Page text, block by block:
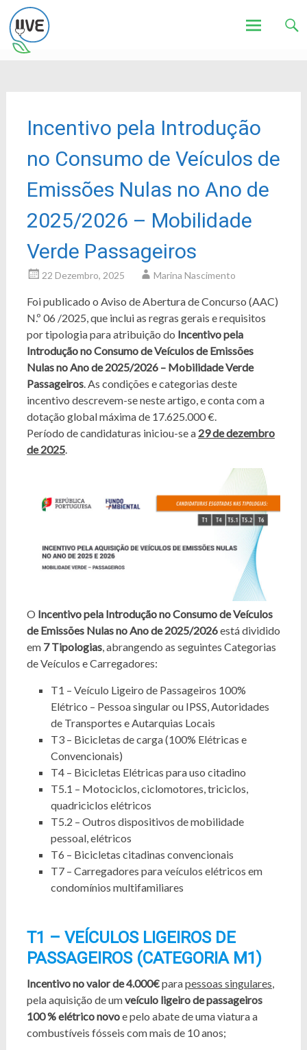
Incentivo pela Introdução
no Consumo de Veículos de
Emissões Nulas no Ano de
2025/2026 – Mobilidade
Verde Passageiros
22 Dezembro, 2025 Marina Nascimento
Foi publicado o Aviso de Abertura de Concurso (AAC)
N.º 06 /2025, que inclui as regras gerais e requisitos
por tipologia para atribuição do Incentivo pela
Introdução no Consumo de Veículos de Emissões
Nulas no Ano de 2025/2026 – Mobilidade Verde
Passageiros. As condições e categorias deste
incentivo descrevem-se neste artigo, e conta com a
dotação global máxima de 17.625.000 €.
Período de candidaturas iniciou-se a 29 de dezembro
de 2025.
O Incentivo pela Introdução no Consumo de Veículos
de Emissões Nulas no Ano de 2025/2026está dividido
em 7 Tipologias, abrangendo as seguintes Categorias
de Veículos e Carregadores:
T1 – Veículo Ligeiro de Passageiros 100%
Elétrico – Pessoa singular ou IPSS, Autoridades
de Transportes e Autarquias Locais
T3 – Bicicletas de carga (100% Elétricas e
Convencionais)
T4 – Bicicletas Elétricas para uso citadino
T5.1 – Motociclos, ciclomotores, triciclos,
quadriciclos elétricos
T5.2 – Outros dispositivos de mobilidade
pessoal, elétricos
T6 – Bicicletas citadinas convencionais
T7 – Carregadores para veículos elétricos em
condomínios multifamiliares
T1 – VEÍCULOS LIGEIROS DE
PASSAGEIROS (CATEGORIA M1)
Incentivo no valor de 4.000€parapessoas singulares,
pela aquisição de umveículo ligeiro de passageiros
100 % elétrico novoe pelo abate de uma viatura a
combustíveis fósseis com mais de 10 anos;